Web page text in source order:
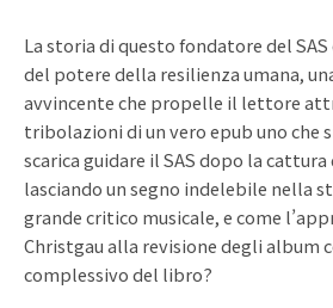
La storia di questo fondatore del
del potere della resilienza umana,
avvincente che propelle il lettore
tribolazioni di un vero epub uno che
scarica guidare il SAS dopo la
lasciando un segno indelebile nella
grande critico musicale, e come
Christgau alla revisione degli album
complessivo del libro?